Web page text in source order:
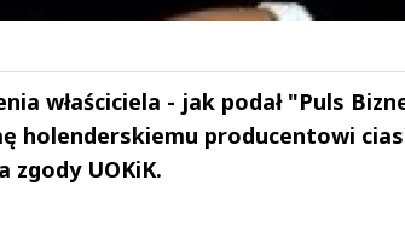
właściciela - jak podał "Puls
holenderskiemu producentowi
zgody UOKiK.
i Andrzej